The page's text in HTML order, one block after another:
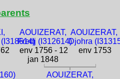
AOUIZERAT,
Fredj (I312614)
env 1756 - 12
jan 1848
AOUIZERAT,
Djohra
env 1753
AOUIZERAT,